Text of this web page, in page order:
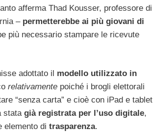
afferma Thad Kousser, professore di
– permetterebbe ai più giovani di
più necessario stampare le ricevute
adottato il modello utilizzato in
relativamente poiché i brogli elettorali
“senza carta” e cioè con iPad e tablet
stata già registrata per l’uso digitale,
elemento di trasparenza.